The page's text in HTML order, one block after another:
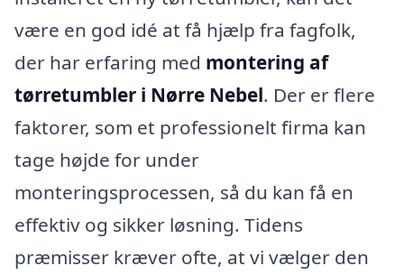
være en god idé at få hjælp fra fagfolk,
der har erfaring med montering af
tørretumbler i Nørre Nebel. Der er flere
faktorer, som et professionelt firma kan
tage højde for under
monteringsprocessen, så du kan få en
effektiv og sikker løsning. Tidens
præmisser kræver ofte, at vi vælger den